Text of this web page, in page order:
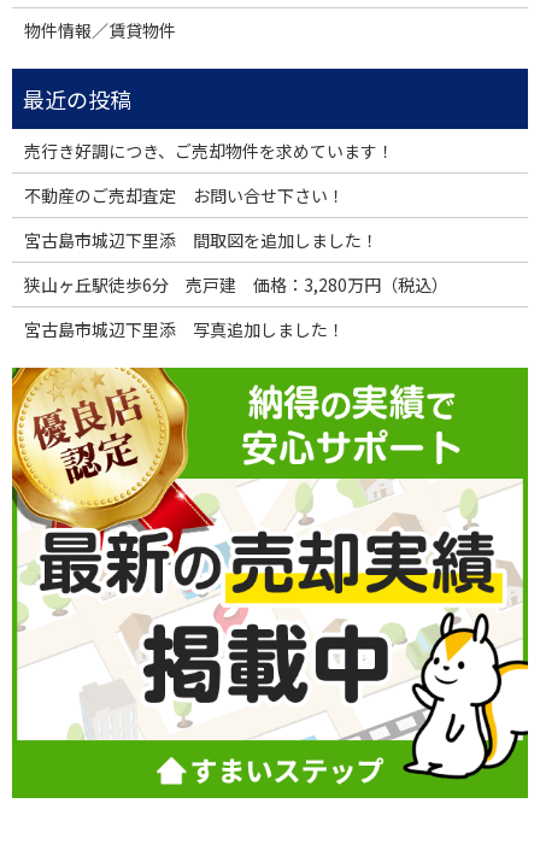
物件情報／賃貸物件
売行き好調につき、ご売却物件を求めています！
不動産のご売却査定 お問い合せ下さい！
宮古島市城辺下里添 間取図を追加しました！
狭山ヶ丘駅徒歩6分 売戸建 価格：3,280万円（税込）
宮古島市城辺下里添 写真追加しました！